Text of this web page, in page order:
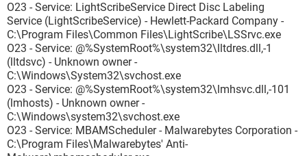
O23 - Service: LightScribeService Direct Disc Labeling
Service (LightScribeService) - Hewlett-Packard Company -
C:\Program Files\Common Files\LightScribe\LSSrvc.exe
O23 - Service: @%SystemRoot%\system32\lltdres.dll,-1
(lltdsvc) - Unknown owner -
C:\Windows\System32\svchost.exe
O23 - Service: @%SystemRoot%\system32\lmhsvc.dll,-101
(lmhosts) - Unknown owner -
C:\Windows\system32\svchost.exe
O23 - Service: MBAMScheduler - Malwarebytes Corporation -
C:\Program Files\Malwarebytes' Anti-